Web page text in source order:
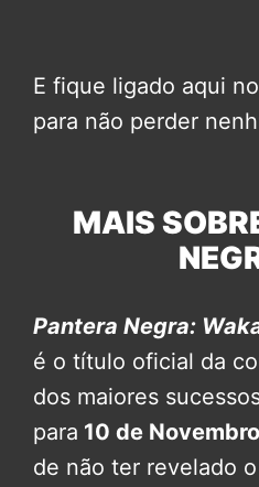
E fique ligado aqui no
para não perder
MAIS
Pantera Negra:
é o título oficial da
dos maiores
para 10 de
de não ter revelado